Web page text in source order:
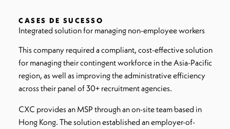
CASES DE SUCESSO
Integrated solution for managing non-employee workers
This company required a compliant, cost-effective solution
for managing their contingent workforce in the Asia-Pacific
region, as well as improving the administrative efficiency
across their panel of 30+ recruitment agencies.
CXC provides an MSP through an on-site team based in
Hong Kong. The solution established an employer-of-